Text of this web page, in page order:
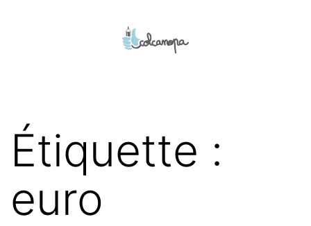
Étiquette :
euro